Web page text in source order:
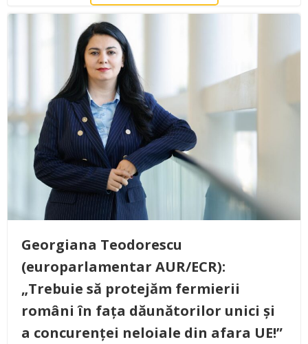
Georgiana Teodorescu
(europarlamentar AUR/ECR):
„Trebuie să protejăm fermierii
români în fața dăunătorilor unici și
a concurenței neloiale din afara UE!”